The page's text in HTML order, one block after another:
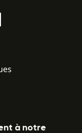
à notre